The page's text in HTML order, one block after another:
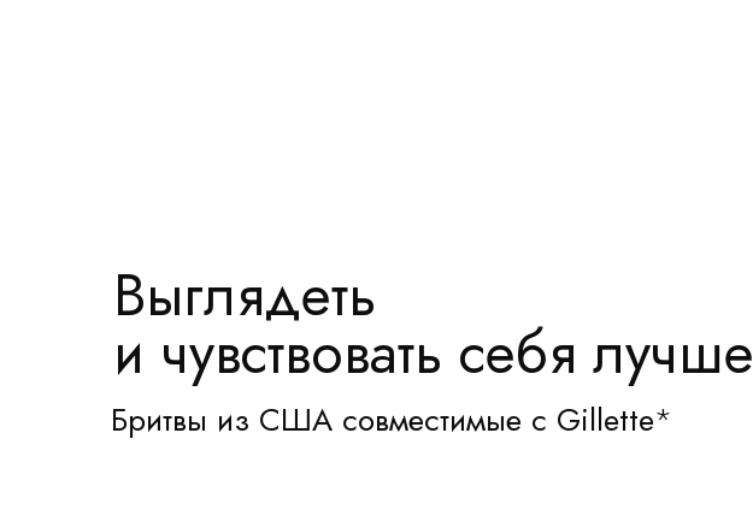
Бритвы из США совместимые с Gillette*
Выглядеть
и чувствовать себя лучше